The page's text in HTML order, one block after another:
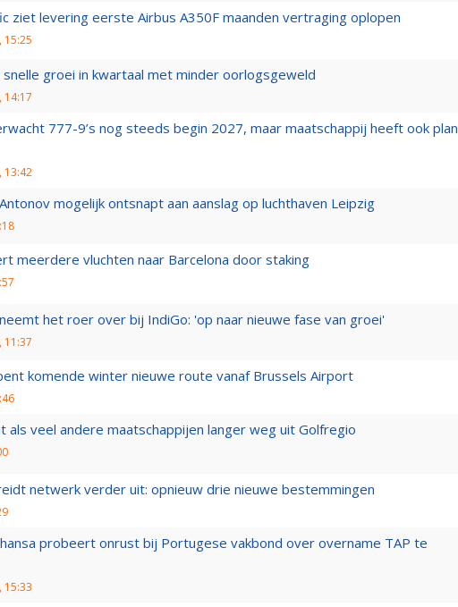
ziet levering eerste Airbus A350F maanden vertraging oplopen
15:25
snelle groei in kwartaal met minder oorlogsgeweld
14:17
777-9’s nog steeds begin 2027, maar maatschappij heeft ook plan
13:42
mogelijk ontsnapt aan aanslag op luchthaven Leipzig
meerdere vluchten naar Barcelona door staking
het roer over bij IndiGo: 'op naar nieuwe fase van groei'
11:37
komende winter nieuwe route vanaf Brussels Airport
als veel andere maatschappijen langer weg uit Golfregio
netwerk verder uit: opnieuw drie nieuwe bestemmingen
probeert onrust bij Portugese vakbond over overname TAP te
15:33